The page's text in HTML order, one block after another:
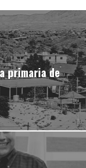
primaria de